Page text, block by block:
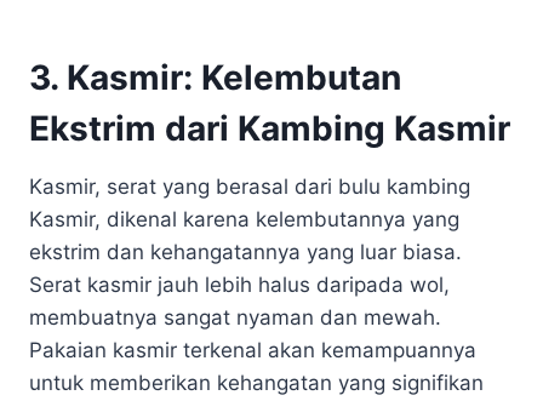
3. Kasmir: Kelembutan
Ekstrim dari Kambing Kasmir
Kasmir, serat yang berasal dari bulu kambing
Kasmir, dikenal karena kelembutannya yang
ekstrim dan kehangatannya yang luar biasa.
Serat kasmir jauh lebih halus daripada wol,
membuatnya sangat nyaman dan mewah.
Pakaian kasmir terkenal akan kemampuannya
untuk memberikan kehangatan yang signifikan